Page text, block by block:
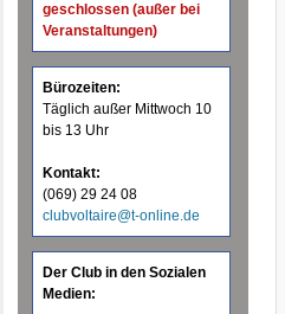
geschlossen (außer bei
Veranstaltungen)
Bürozeiten:
Täglich außer Mittwoch 10
bis 13 Uhr
Kontakt:
(069) 29 24 08
clubvoltaire@t-online.de
Der Club in den Sozialen
Medien: